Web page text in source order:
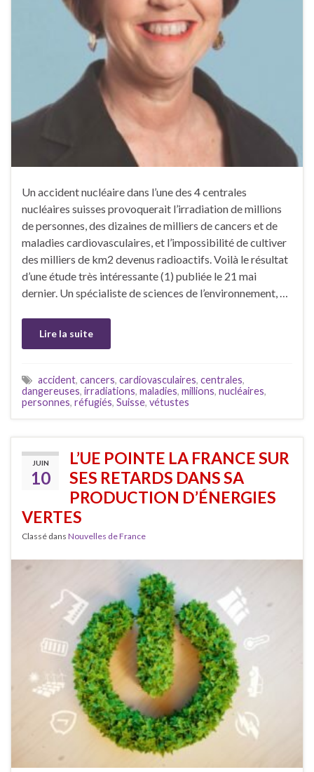
Un accident nucléaire dans l’une des 4 centrales
nucléaires suisses provoquerait l’irradiation de millions
de personnes, des dizaines de milliers de cancers et de
maladies cardiovasculaires, et l’impossibilité de cultiver
des milliers de km2 devenus radioactifs. Voilà le résultat
d’une étude très intéressante (1) publiée le 21 mai
dernier. Un spécialiste de sciences de l’environnement, …
Lire la suite
accident, cancers, cardiovasculaires, centrales,
dangereuses, irradiations, maladies, millions, nucléaires,
personnes, réfugiés, Suisse, vétustes
JUIN
10
L’UE POINTE LA FRANCE SUR
SES RETARDS DANS SA
PRODUCTION D’ÉNERGIES
VERTES
Classé dans Nouvelles de France